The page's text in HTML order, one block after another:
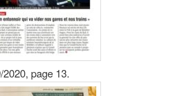
page 13.